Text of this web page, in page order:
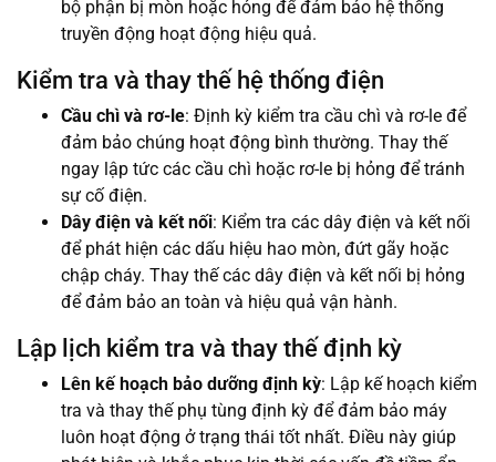
bộ phận bị mòn hoặc hỏng để đảm bảo hệ thống
truyền động hoạt động hiệu quả.
Kiểm tra và thay thế hệ thống điện
Cầu chì và rơ-le: Định kỳ kiểm tra cầu chì và rơ-le để
đảm bảo chúng hoạt động bình thường. Thay thế
ngay lập tức các cầu chì hoặc rơ-le bị hỏng để tránh
sự cố điện.
Dây điện và kết nối: Kiểm tra các dây điện và kết nối
để phát hiện các dấu hiệu hao mòn, đứt gãy hoặc
chập cháy. Thay thế các dây điện và kết nối bị hỏng
để đảm bảo an toàn và hiệu quả vận hành.
Lập lịch kiểm tra và thay thế định kỳ
Lên kế hoạch bảo dưỡng định kỳ: Lập kế hoạch kiểm
tra và thay thế phụ tùng định kỳ để đảm bảo máy
luôn hoạt động ở trạng thái tốt nhất. Điều này giúp